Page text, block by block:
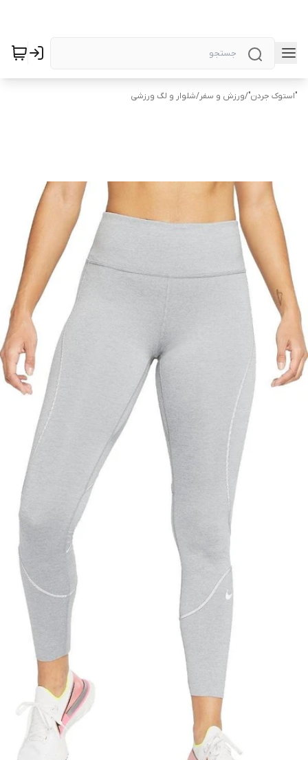
"استوک جردن"/ورزش و سفر/شلوار و لگ ورزشی